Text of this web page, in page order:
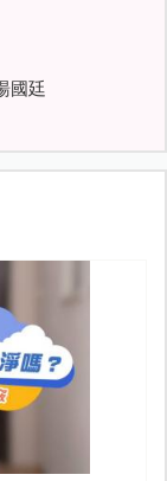
張，照這
孩子們出國
快樂出門、
抗力的意